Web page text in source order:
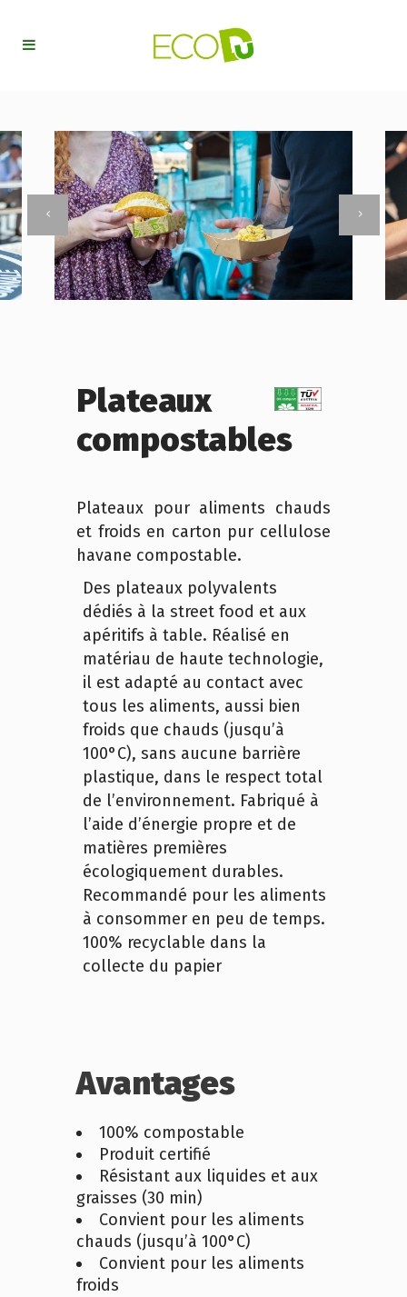
Plateaux
compostables
Plateaux pour aliments chauds
et froids en carton pur cellulose
havane compostable.
Des plateaux polyvalents
dédiés à la street food et aux
apéritifs à table. Réalisé en
matériau de haute technologie,
il est adapté au contact avec
tous les aliments, aussi bien
froids que chauds (jusqu’à
100°C), sans aucune barrière
plastique, dans le respect total
de l’environnement. Fabriqué à
l’aide d’énergie propre et de
matières premières
écologiquement durables.
Recommandé pour les aliments
à consommer en peu de temps.
100% recyclable dans la
collecte du papier
Avantages
100% compostable
Produit certifié
Résistant aux liquides et aux
graisses (30 min)
Convient pour les aliments
chauds (jusqu’à 100°C)
Convient pour les aliments
froids